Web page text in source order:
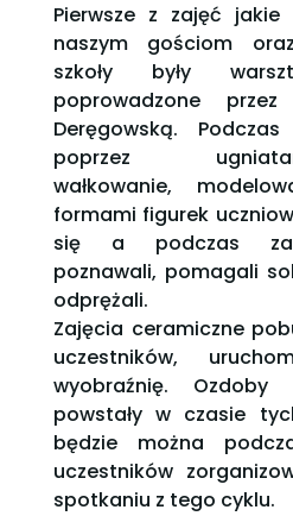
Pierwsze z zajęć jakie
naszym gościom
szkoły były
poprowadzone
Deręgowską.
poprzez
wałkowanie,
formami figurek
się a podczas
poznawali, pomagali
odprężali.
Zajęcia ceramiczne
uczestników,
wyobraźnię. Ozdoby
powstały w czasie
będzie można
uczestników
spotkaniu z tego cyklu.